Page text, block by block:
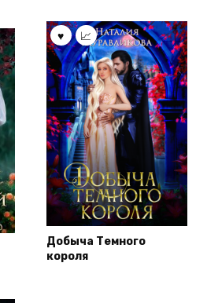
Добыча Темного
короля